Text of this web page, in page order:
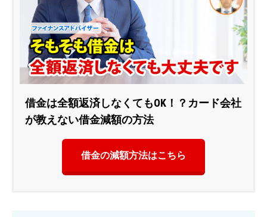
借金は全額返済しなくてもOK！？カード会社
が教えない借金減額の方法
借金の減額方法はこちら